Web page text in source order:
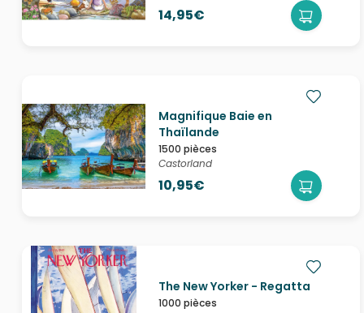
14,95€
Magnifique Baie en
Thaïlande
1500 pièces
Castorland
10,95€
The New Yorker - Regatta
1000 pièces